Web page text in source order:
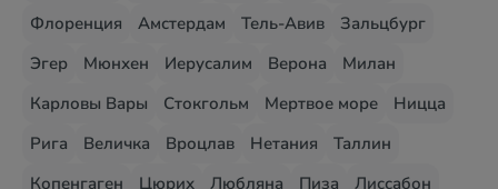
Флоренция
Амстердам Тель-Авив
Зальцбург
Эгер
Мюнхен Иерусалим Верона
Милан
Карловы Вары
Стокгольм Мертвое море
Ницца
Рига
Величка Вроцлав Нетания
Таллин
Копенгаген
Цюрих Любляна Пиза
Лиссабон